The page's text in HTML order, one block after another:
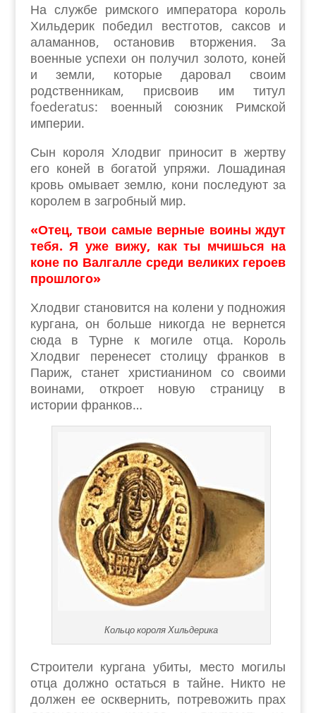
На службе римского императора король
Хильдерик победил вестготов, саксов и
аламаннов, остановив вторжения. За
военные успехи он получил золото, коней
и земли, которые даровал своим
родственникам, присвоив им титул
foederatus: военный союзник Римской
империи.
Сын короля Хлодвиг приносит в жертву
его коней в богатой упряжи. Лошадиная
кровь омывает землю, кони последуют за
королем в загробный мир.
«Отец, твои самые верные воины ждут
тебя. Я уже вижу, как ты мчишься на
коне по Валгалле среди великих героев
прошлого»
Хлодвиг становится на колени у подножия
кургана, он больше никогда не вернется
сюда в Турне к могиле отца. Король
Хлодвиг перенесет столицу франков в
Париж, станет христианином со своими
воинами, откроет новую страницу в
истории франков…
Кольцо короля Хильдерика
Строители кургана убиты, место могилы
отца должно остаться в тайне. Никто не
должен ее осквернить, потревожить прах